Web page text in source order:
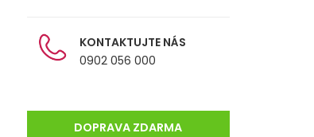
KONTAKTUJTE NÁS
0902 056 000
DOPRAVA ZDARMA